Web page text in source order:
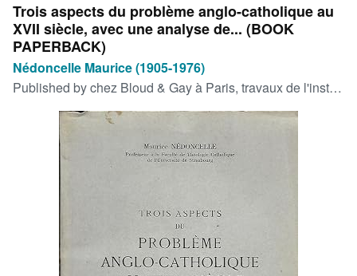
My Purchases
Advanced Search
Browse Collections
Art & Collectibles
Textbooks
CLOSE
Trois aspects du problème anglo-catholique au
XVII siècle, avec une analyse de... (BOOK
PAPERBACK)
Nédoncelle Maurice (1905-1976)
Published bychez Bloud & Gay à Paris, travaux de l'institut Catholique de Paris,, 1951